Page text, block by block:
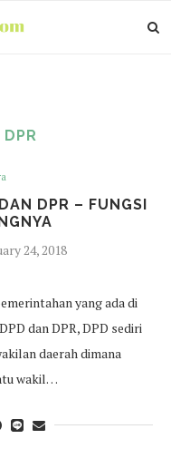
DPR
DPR – FUNGSI
24, 2018
yang ada di
dan DPR, DPD sediri
daerah dimana
wakil…